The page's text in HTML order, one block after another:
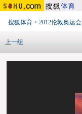
搜狐体育 > 2012伦敦奥运
上一组